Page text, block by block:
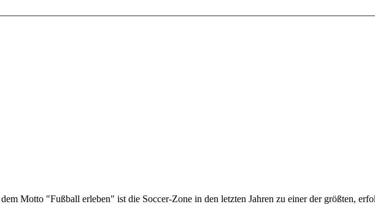
Motto "Fußball erleben" ist die Soccer-Zone in den letzten Jahren zu einer der größten,